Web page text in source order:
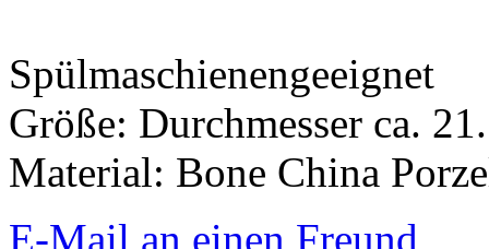
Spülmaschienengeeignet
Größe: Durchmesser ca.
Material: Bone China
E-Mail an einen Freund